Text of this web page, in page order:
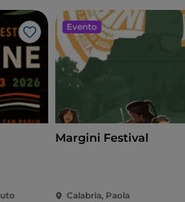
Like
Evento
Margini Festival
Calabria, Paola